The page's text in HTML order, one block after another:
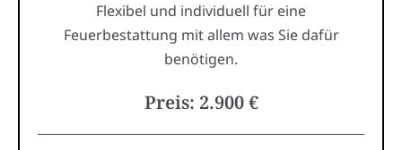
Flexibel und individuell für eine
Feuerbestattung mit allem was Sie dafür
benötigen.
Preis: 2.900 €